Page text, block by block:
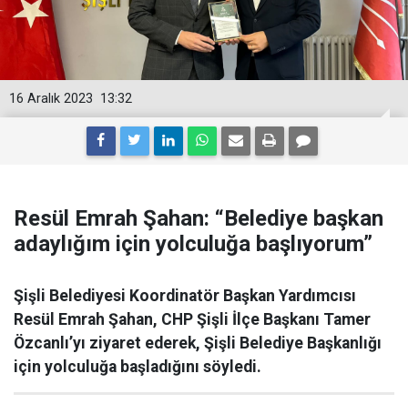
13:32
16 Aralık 2023
Resül Emrah Şahan: “Belediye başkan
adaylığım için yolculuğa başlıyorum”
Şişli Belediyesi Koordinatör Başkan Yardımcısı
Resül Emrah Şahan, CHP Şişli İlçe Başkanı Tamer
Özcanlı’yı ziyaret ederek, Şişli Belediye Başkanlığı
için yolculuğa başladığını söyledi.